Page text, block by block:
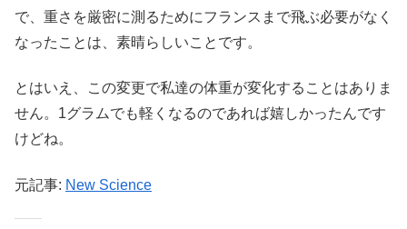
で、重さを厳密に測るためにフランスまで飛ぶ必要がなく
なったことは、素晴らしいことです。
とはいえ、この変更で私達の体重が変化することはありま
せん。1グラムでも軽くなるのであれば嬉しかったんです
けどね。
元記事: New Science